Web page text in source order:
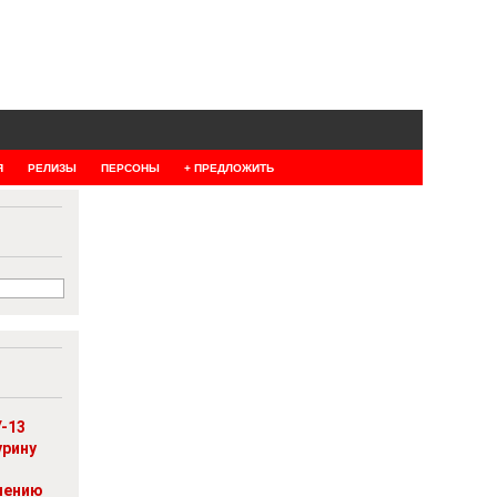
РЕЛИЗЫ ПЕРСОНЫ + ПРЕДЛОЖИТЬ
13